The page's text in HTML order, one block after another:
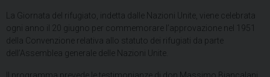
La Giornata del rifugiato, indetta dalle Nazioni Unite, viene celebrata
ogni anno il 20 giugno per commemorare l’approvazione nel 1951
della Convenzione relativa allo statuto dei rifugiati da parte
dell’Assemblea generale delle Nazioni Unite.